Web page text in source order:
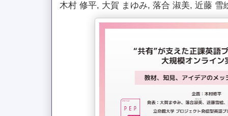
木村 修平, 大賀 まゆみ, 落合 淑美, 近藤 雪